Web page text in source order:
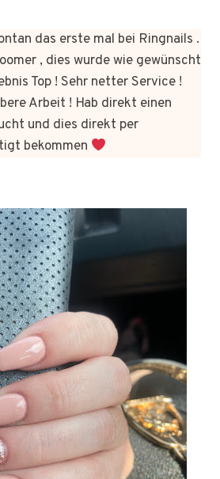
das erste mal bei Ringnails .
, dies wurde wie gewünscht
Top ! Sehr netter Service !
Arbeit ! Hab direkt einen
und dies direkt per
bekommen